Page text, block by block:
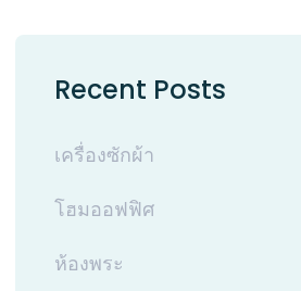
Recent Posts
เครื่องซักผ้า
โฮมออฟฟิศ
ห้องพระ